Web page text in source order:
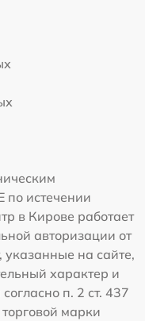
по истечении
в Кирове работает
авторизации от
на сайте,
характер и
п. 2 ст. 437
марки